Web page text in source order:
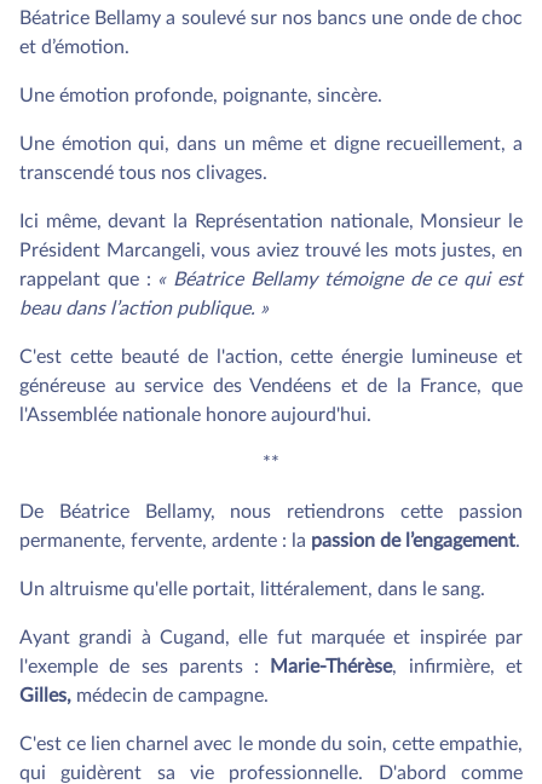
Béatrice Bellamy a soulevé sur nos bancs une onde de choc
et d’émotion.
Une émotion profonde, poignante, sincère.
Une émotion qui, dans un même et digne recueillement, a
transcendé tous nos clivages.
Ici même, devant la Représentation nationale, Monsieur le
Président Marcangeli, vous aviez trouvé les mots justes, en
rappelant que : « Béatrice Bellamy témoigne de ce qui est
beau dans l’action publique. »
C'est cette beauté de l'action, cette énergie lumineuse et
généreuse au service des Vendéens et de la France, que
l'Assemblée nationale honore aujourd'hui.
**
De Béatrice Bellamy, nous retiendrons cette passion
permanente, fervente, ardente : la passion de l’engagement.
Un altruisme qu'elle portait, littéralement, dans le sang.
Ayant grandi à Cugand, elle fut marquée et inspirée par
l'exemple de ses parents :
Marie-Thérèse, infirmière, et
Gilles, médecin de campagne.
C'est ce lien charnel avec le monde du soin, cette empathie,
qui guidèrent sa vie professionnelle. D'abord comme